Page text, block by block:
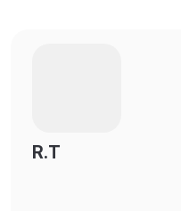
R.T